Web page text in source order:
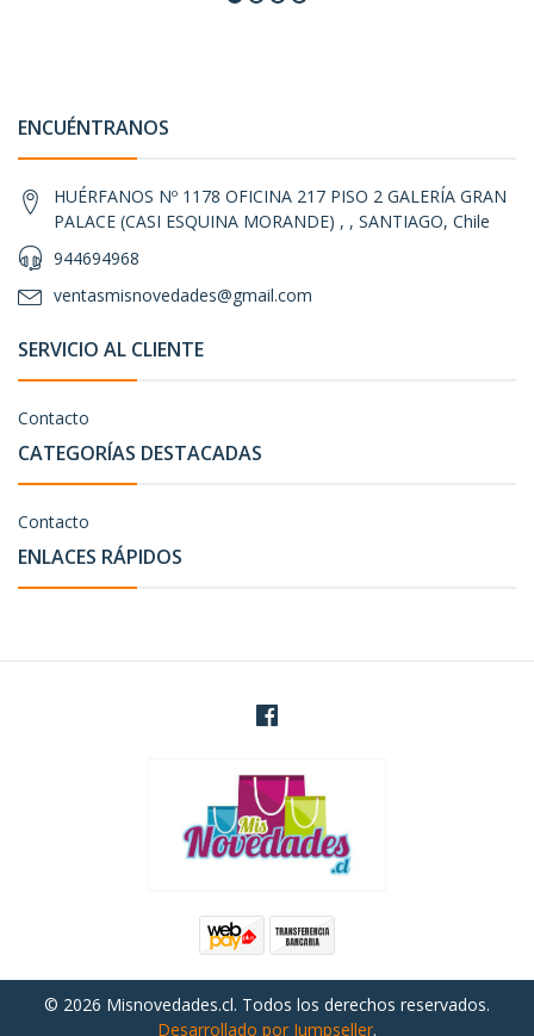
ENCUÉNTRANOS
HUÉRFANOS Nº 1178 OFICINA 217 PISO 2 GALERÍA GRAN
PALACE (CASI ESQUINA MORANDE) , , SANTIAGO, Chile
944694968
ventasmisnovedades@gmail.com
SERVICIO AL CLIENTE
Contacto
CATEGORÍAS DESTACADAS
Contacto
ENLACES RÁPIDOS
© 2026 Misnovedades.cl. Todos los derechos reservados.
Desarrollado por Jumpseller.